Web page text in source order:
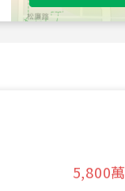
1,808萬